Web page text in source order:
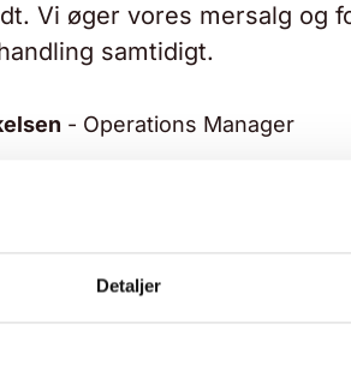
Detaljer
Vi øger vores mersalg og
samtidigt.
- Operations Manager